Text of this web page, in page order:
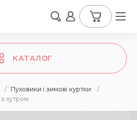
КАТАЛОГ
/ Пуховики і зимові куртки
/
хутром